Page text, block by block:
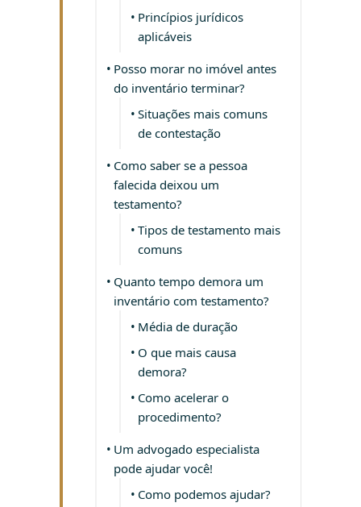
Princípios jurídicos
aplicáveis
Posso morar no imóvel antes
do inventário terminar?
Situações mais comuns
de contestação
Como saber se a pessoa
falecida deixou um
testamento?
Tipos de testamento mais
comuns
Quanto tempo demora um
inventário com testamento?
Média de duração
O que mais causa
demora?
Como acelerar o
procedimento?
Um advogado especialista
pode ajudar você!
Como podemos ajudar?